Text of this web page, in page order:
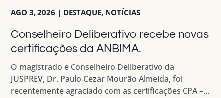
Conselheiro Deliberativo recebe novas
certificações da ANBIMA.
AGO 3, 2026 | DESTAQUE, NOTÍCIAS
O magistrado e Conselheiro Deliberativo da
JUSPREV, Dr. Paulo Cezar Mourão Almeida, foi
recentemente agraciado com as certificações CPA –...